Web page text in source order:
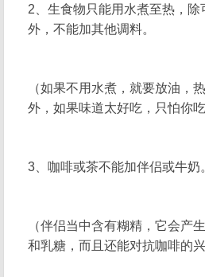
2、生食物只能用水煮至热，除
外，不能加其他调料。
（如果不用水煮，就要放油，
外，如果味道太好吃，只怕你吃
3、咖啡或茶不能加伴侣或牛奶
（伴侣当中含有糊精，它会产
和乳糖，而且还能对抗咖啡的兴